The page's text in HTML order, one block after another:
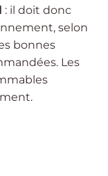
: il doit donc
selon
bonnes
Les